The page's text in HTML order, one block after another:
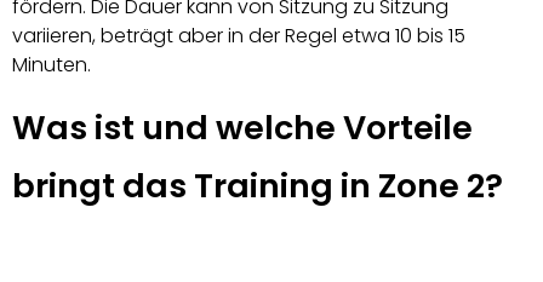
fördern. Die Dauer kann von Sitzung zu Sitzung
variieren, beträgt aber in der Regel etwa 10 bis 15
Minuten.
Was ist und welche Vorteile
bringt das Training in Zone 2?